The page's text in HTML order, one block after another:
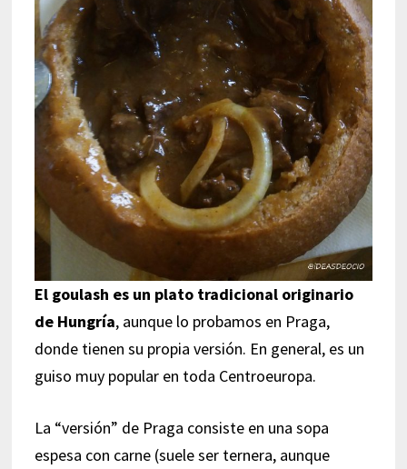
El goulash es un plato tradicional originario
de Hungría, aunque lo probamos en Praga,
donde tienen su propia versión. En general, es un
guiso muy popular en toda Centroeuropa.
La “versión” de Praga consiste en una sopa
espesa con carne (suele ser ternera, aunque